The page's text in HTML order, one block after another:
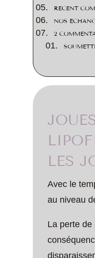
RECENT
NOS
2
LES
Avec le
au niveau
La perte